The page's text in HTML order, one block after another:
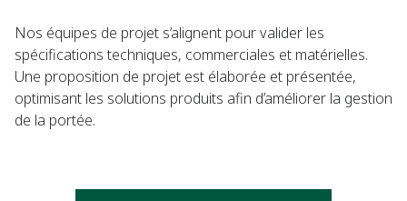
Nos équipes de projet s’alignent pour valider les
spécifications techniques, commerciales et matérielles.
Une proposition de projet est élaborée et présentée,
optimisant les solutions produits afin d’améliorer la gestion
de la portée.